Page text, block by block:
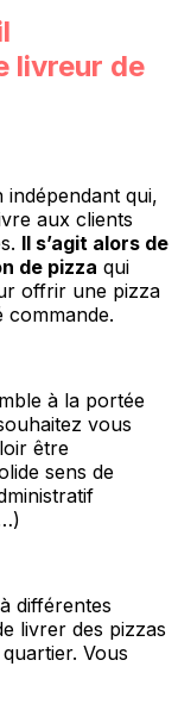
livreur de
indépendant qui,
aux clients
Il s’agit alors de
de pizza qui
offrir une pizza
commande.
à la portée
vous
être
sens de
différentes
livrer des pizzas
Vous